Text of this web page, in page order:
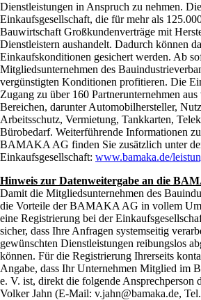
Dienstleistungen in Anspruch zu nehmen.
Einkaufsgesellschaft, die für mehr als
Bauwirtschaft Großkundenverträge mit
Dienstleistern aushandelt. Dadurch können
Einkaufskonditionen gesichert werden. Ab
Mitgliedsunternehmen des
vergünstigten Konditionen profitieren. Die
Zugang zu über 160 Partnerunternehmen aus
Bereichen, darunter Automobilhersteller,
Arbeitsschutz, Vermietung, Tankkarten,
Bürobedarf. Weiterführende Informationen
BAMAKA AG finden Sie zusätzlich unter
Einkaufsgesellschaft: www.bamaka.de/
Hinweis zur Datenweitergabe an die
Damit die Mitgliedsunternehmen des
die Vorteile der BAMAKA AG in vollem
eine Registrierung bei der
sicher, dass Ihre Anfragen systemseitig
gewünschten Dienstleistungen reibungslos
können. Für die Registrierung Ihrerseits
Angabe, dass Ihr Unternehmen Mitglied im
e. V. ist, direkt die folgende
Volker Jahn (E-Mail: v.jahn@bamaka.de,